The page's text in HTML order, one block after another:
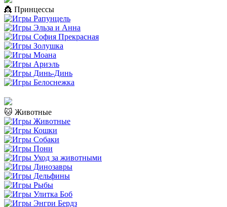
👸 Принцессы
🐱 Животные